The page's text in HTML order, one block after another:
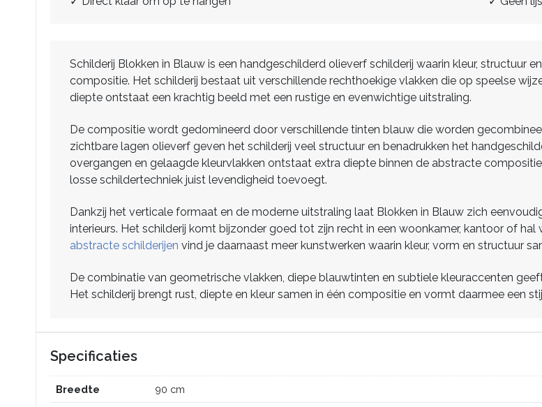
Schilderij Blokken in Blauw is een handgeschilderd olieverf schilderij waarin kleur, structuur
compositie. Het schilderij bestaat uit verschillende rechthoekige vlakken die op speelse
diepte ontstaat een krachtig beeld met een rustige en evenwichtige uitstraling.
De compositie wordt gedomineerd door verschillende tinten blauw die worden
zichtbare lagen olieverf geven het schilderij veel structuur en benadrukken het
overgangen en gelaagde kleurvlakken ontstaat extra diepte binnen de abstracte
losse schildertechniek juist levendigheid toevoegt.
Dankzij het verticale formaat en de moderne uitstraling laat Blokken in Blauw zich
interieurs. Het schilderij komt bijzonder goed tot zijn recht in een woonkamer, kantoor of
abstracte schilderijen vind je daarnaast meer kunstwerken waarin kleur, vorm en structuur
De combinatie van geometrische vlakken, diepe blauwtinten en subtiele kleuraccenten
Het schilderij brengt rust, diepte en kleur samen in één compositie en vormt daarmee een
Specificaties
Breedte 90 cm